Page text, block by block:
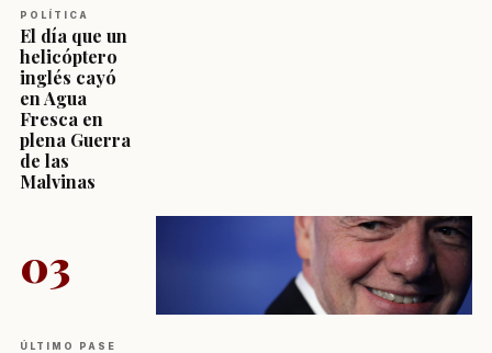
POLÍTICA
El día que un
helicóptero
inglés cayó
en Agua
Fresca en
plena Guerra
de las
Malvinas
03
ÚLTIMO PASE